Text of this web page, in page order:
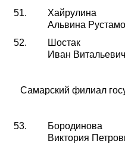
51.
Хайрулина
Альвина
52.
Шостак
Иван Витальевич
Самарский филиал
53.
Бородинова
Виктория